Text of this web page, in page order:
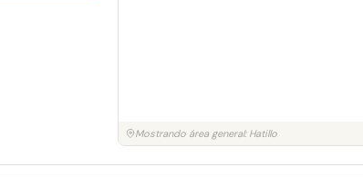
Mostrando área general: Hatillo